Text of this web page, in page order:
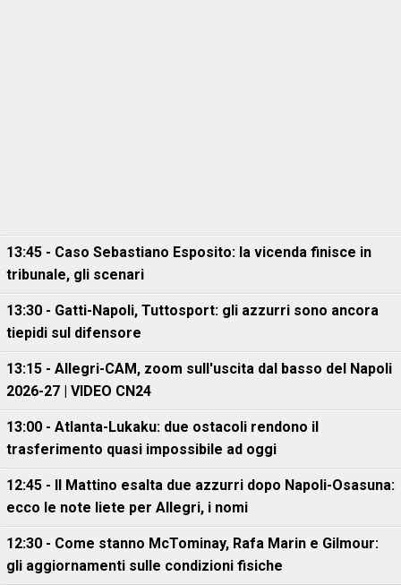
13:45 - Caso Sebastiano Esposito: la vicenda finisce in
tribunale, gli scenari
13:30 - Gatti-Napoli, Tuttosport: gli azzurri sono ancora
tiepidi sul difensore
13:15 - Allegri-CAM, zoom sull'uscita dal basso del Napoli
2026-27 | VIDEO CN24
13:00 - Atlanta-Lukaku: due ostacoli rendono il
trasferimento quasi impossibile ad oggi
12:45 - Il Mattino esalta due azzurri dopo Napoli-Osasuna:
ecco le note liete per Allegri, i nomi
12:30 - Come stanno McTominay, Rafa Marin e Gilmour:
gli aggiornamenti sulle condizioni fisiche